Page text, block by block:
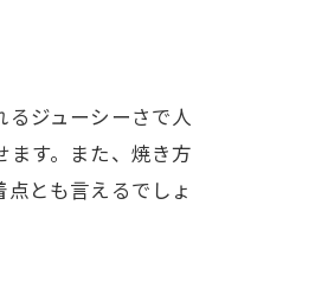
ジューシーさで人
す。また、焼き方
とも言えるでしょ